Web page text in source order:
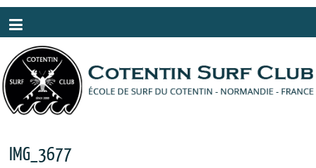
IMG_3677
Panneau de gestion des cookies